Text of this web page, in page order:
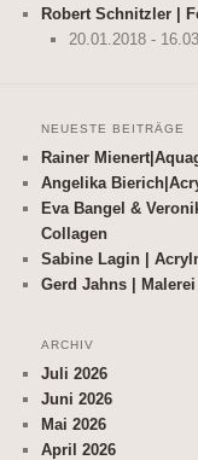
Robert Schnitzler |
20.01.2018 -
NEUESTE BEITRÄGE
Rainer
Angelika
Eva Bangel &
Collagen
Sabine Lagin |
Gerd Jahns | Malerei
ARCHIV
Juli 2026
Juni 2026
Mai 2026
April 2026